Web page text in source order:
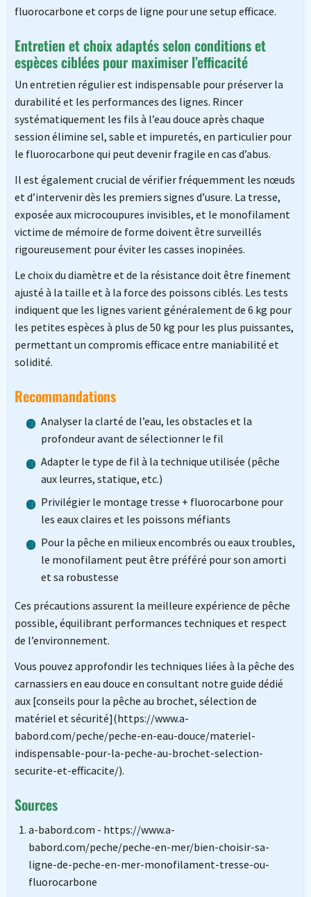
fluorocarbone et corps de ligne pour une setup efficace.
Entretien et choix adaptés selon conditions et
espèces ciblées pour maximiser l’efficacité
Un entretien régulier est indispensable pour préserver la
durabilité et les performances des lignes. Rincer
systématiquement les fils à l’eau douce après chaque
session élimine sel, sable et impuretés, en particulier pour
le fluorocarbone qui peut devenir fragile en cas d’abus.
Il est également crucial de vérifier fréquemment les nœuds
et d’intervenir dès les premiers signes d’usure. La tresse,
exposée aux microcoupures invisibles, et le monofilament
victime de mémoire de forme doivent être surveillés
rigoureusement pour éviter les casses inopinées.
Le choix du diamètre et de la résistance doit être finement
ajusté à la taille et à la force des poissons ciblés. Les tests
indiquent que les lignes varient généralement de 6 kg pour
les petites espèces à plus de 50 kg pour les plus puissantes,
permettant un compromis efficace entre maniabilité et
solidité.
Recommandations
Analyser la clarté de l’eau, les obstacles et la
profondeur avant de sélectionner le fil
Adapter le type de fil à la technique utilisée (pêche
aux leurres, statique, etc.)
Privilégier le montage tresse + fluorocarbone pour
les eaux claires et les poissons méfiants
Pour la pêche en milieux encombrés ou eaux troubles,
le monofilament peut être préféré pour son amorti
et sa robustesse
Ces précautions assurent la meilleure expérience de pêche
possible, équilibrant performances techniques et respect
de l’environnement.
Vous pouvez approfondir les techniques liées à la pêche des
carnassiers en eau douce en consultant notre guide dédié
aux [conseils pour la pêche au brochet, sélection de
matériel et sécurité](https://www.a-
babord.com/peche/peche-en-eau-douce/materiel-
indispensable-pour-la-peche-au-brochet-selection-
securite-et-efficacite/).
Sources
a-babord.com - https://www.a-
babord.com/peche/peche-en-mer/bien-choisir-sa-
ligne-de-peche-en-mer-monofilament-tresse-ou-
fluorocarbone